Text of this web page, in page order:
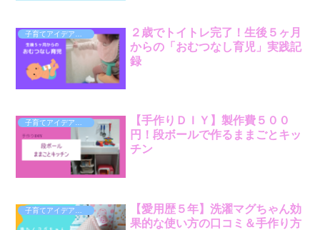
２歳でトイトレ完了！生後５ヶ月
からの「おむつなし育児」実践記
録
【手作りＤＩＹ】製作費５００
円！段ボールで作るままごとキッ
チン
子育てアイデア（0歳～）
【愛用歴５年】洗濯マグちゃん効
果的な使い方の口コミ＆手作り方